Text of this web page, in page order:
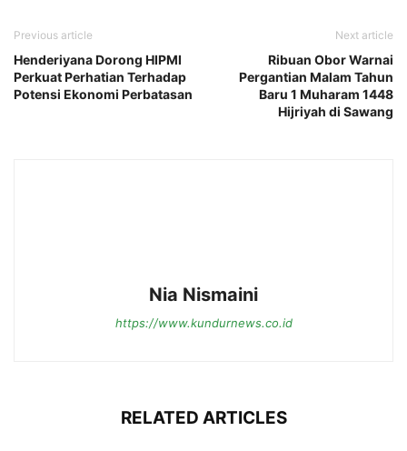
Previous article
Henderiyana Dorong HIPMI
Perkuat Perhatian Terhadap
Potensi Ekonomi Perbatasan
Next article
Ribuan Obor Warnai
Pergantian Malam Tahun
Baru 1 Muharam 1448
Hijriyah di Sawang
Nia Nismaini
https://www.kundurnews.co.id
RELATED ARTICLES